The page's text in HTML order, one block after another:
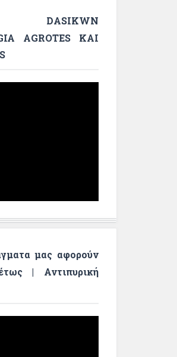
DASIKWN
AGROTES KAI
μας αφορούν
| Αντιπυρική